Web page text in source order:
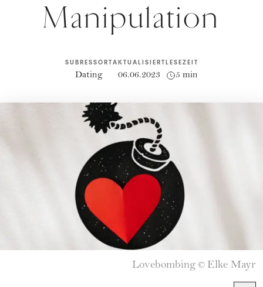
Manipulation
SUBRESSORT
Dating
AKTUALISIERT
06.06.2023
LESEZEIT
5 min
Lovebombing © Elke Mayr